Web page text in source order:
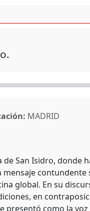
MADRID
San Isidro, donde
global. En su
en
presentó como la